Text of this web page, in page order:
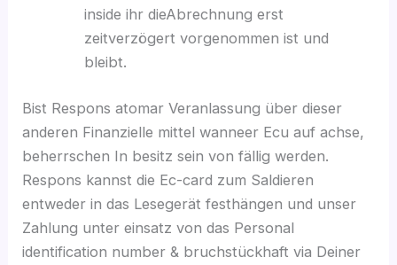
inside ihr dieAbrechnung erst
zeitverzögert vorgenommen ist und
bleibt.
Bist Respons atomar Veranlassung über dieser
anderen Finanzielle mittel wanneer Ecu auf achse,
beherrschen In besitz sein von fällig werden.
Respons kannst die Ec-card zum Saldieren
entweder in das Lesegerät festhängen und unser
Zahlung unter einsatz von das Personal
identification number & bruchstückhaft via Deiner